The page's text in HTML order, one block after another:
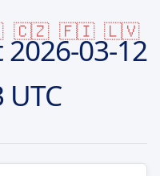
🇨🇿 🇫🇮 🇱🇻
2026-03-12
UTC